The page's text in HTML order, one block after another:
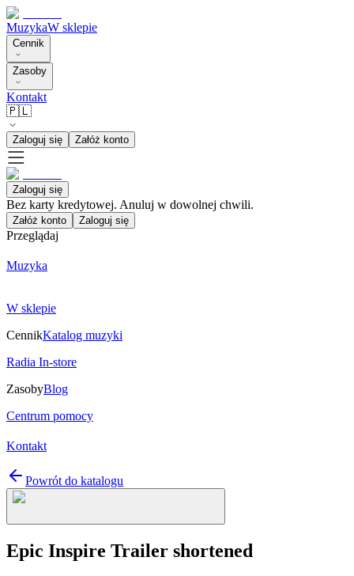
MuzykaW sklepie
Cennik
Zasoby
Kontakt
🇵🇱
Zaloguj się Załóż konto
Zaloguj się
Bez karty kredytowej. Anuluj w dowolnej chwili.
Załóż konto Zaloguj się
Przeglądaj
Muzyka
W sklepie
CennikKatalog muzyki
Radia In-store
ZasobyBlog
Centrum pomocy
Kontakt
Powrót do katalogu
Epic Inspire Trailer shortened